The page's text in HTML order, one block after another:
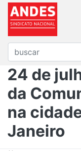
24 de
da
na
Janeiro